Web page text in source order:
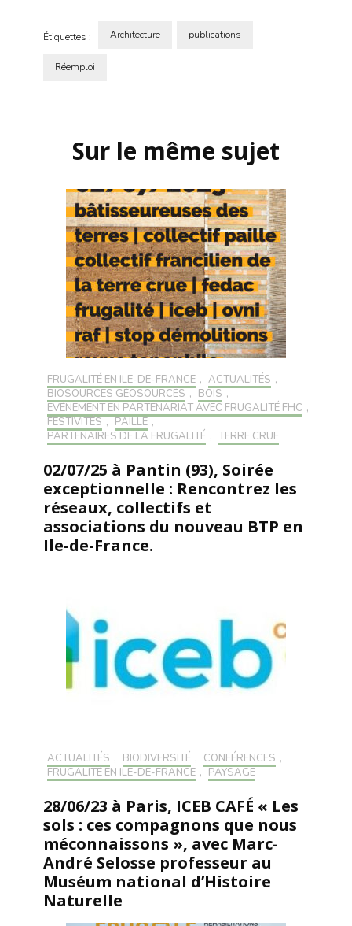
Étiquettes : Architecture publications
Réemploi
Sur le même sujet
FRUGALITÉ EN ILE-DE-FRANCE , ACTUALITÉS ,
BIOSOURCÉS GÉOSOURCÉS , BOIS ,
EVÉNEMENT EN PARTENARIAT AVEC FRUGALITÉ FHC ,
FESTIVITÉS , PAILLE ,
PARTENAIRES DE LA FRUGALITÉ , TERRE CRUE
02/07/25 à Pantin (93), Soirée
exceptionnelle : Rencontrez les
réseaux, collectifs et
associations du nouveau BTP en
Ile-de-France.
ACTUALITÉS , BIODIVERSITÉ , CONFÉRENCES ,
FRUGALITÉ EN ILE-DE-FRANCE , PAYSAGE
28/06/23 à Paris, ICEB CAFÉ « Les
sols : ces compagnons que nous
méconnaissons », avec Marc-
André Selosse professeur au
Muséum national d’Histoire
Naturelle